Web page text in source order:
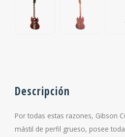
Descripción
Por todas estas razones, Gibson
mástil de perfil grueso, posee